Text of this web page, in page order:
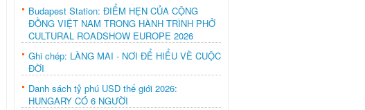
Budapest Station: ĐIỂM HẸN CỦA CỘNG
ĐỒNG VIỆT NAM TRONG HÀNH TRÌNH PHỞ
CULTURAL ROADSHOW EUROPE 2026
Ghi chép: LÀNG MAI - NƠI ĐỂ HIỂU VỀ CUỘC
ĐỜI
Danh sách tỷ phú USD thế giới 2026:
HUNGARY CÓ 6 NGƯỜI